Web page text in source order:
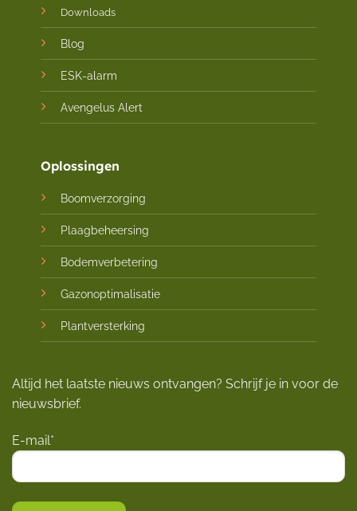
Downloads
Blog
ESK-alarm
Avengelus Alert
Oplossingen
Boomverzorging
Plaagbeheersing
Bodemverbetering
Gazonoptimalisatie
Plantversterking
Altijd het laatste nieuws ontvangen? Schrijf je in voor de
nieuwsbrief.
E-mail*